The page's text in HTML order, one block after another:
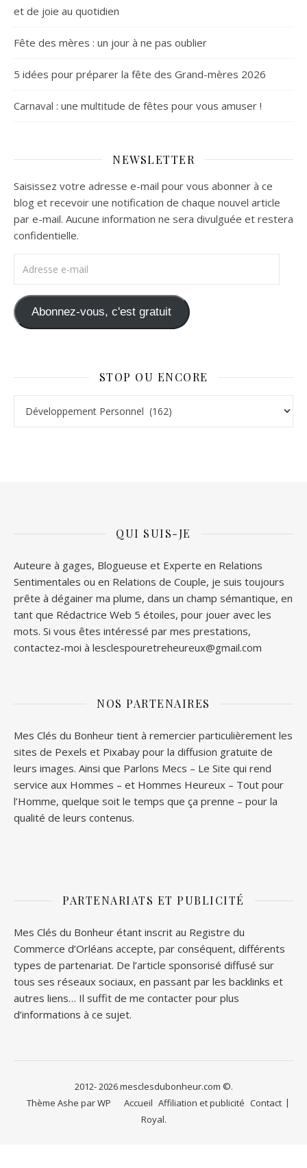
et de joie au quotidien
Fête des mères : un jour à ne pas oublier
5 idées pour préparer la fête des Grand-mères 2026
Carnaval : une multitude de fêtes pour vous amuser !
NEWSLETTER
Saisissez votre adresse e-mail pour vous abonner à ce
blog et recevoir une notification de chaque nouvel article
par e-mail. Aucune information ne sera divulguée et restera
confidentielle.
Abonnez-vous, c'est gratuit
STOP OU ENCORE
QUI SUIS-JE
Auteure à gages, Blogueuse et Experte en Relations
Sentimentales ou en Relations de Couple, je suis toujours
prête à dégainer ma plume, dans un champ sémantique, en
tant que Rédactrice Web 5 étoiles, pour jouer avec les
mots. Si vous êtes intéressé par mes prestations,
contactez-moi à lesclespouretreheureux@gmail.com
NOS PARTENAIRES
Mes Clés du Bonheur tient à remercier particulièrement les
sites de Pexels et Pixabay pour la diffusion gratuite de
leurs images. Ainsi que Parlons Mecs – Le Site qui rend
service aux Hommes – et Hommes Heureux – Tout pour
l’Homme, quelque soit le temps que ça prenne – pour la
qualité de leurs contenus.
PARTENARIATS ET PUBLICITÉ
Mes Clés du Bonheur étant inscrit au Registre du
Commerce d’Orléans accepte, par conséquent, différents
types de partenariat. De l’article sponsorisé diffusé sur
tous ses réseaux sociaux, en passant par les backlinks et
autres liens… Il suffit de me contacter pour plus
d’informations à ce sujet.
2012- 2026 mesclesdubonheur.com ©.
Accueil Affiliation et publicité Contact
Thème Ashe parWP
Royal.